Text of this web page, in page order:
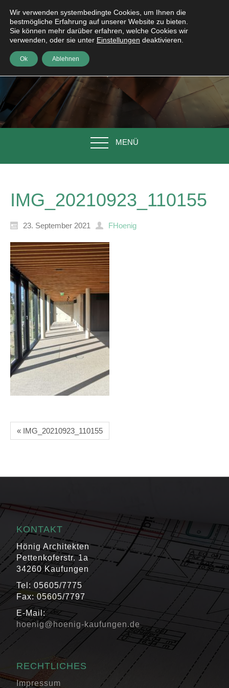
MENÜ
IMG_20210923_110155
23. September 2021 FHoenig
« IMG_20210923_110155
KONTAKT
Hönig Architekten
Pettenkoferstr. 1a
34260 Kaufungen
Tel: 05605/7775
Fax: 05605/7797
E-Mail:
hoenig@hoenig-kaufungen.de
RECHTLICHES
Impressum
Wir verwenden systembedingte Cookies, um Ihnen die
bestmögliche Erfahrung auf unserer Website zu bieten.
Sie können mehr darüber erfahren, welche Cookies wir
verwenden, oder sie unter Einstellungen deaktivieren.
Ok Ablehnen